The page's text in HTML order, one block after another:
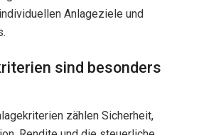
Anlageziele und
sind besonders
zählen Sicherheit,